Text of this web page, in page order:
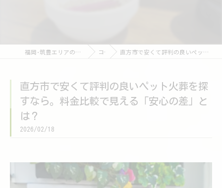
福岡･筑豊エリアのペット火葬ならペット訪問火葬ポピー コラム 直方市で安くて評判の良いペット火葬を探すなら。料金比較で見える「安心の差」とは？
直方市で安くて評判の良いペット火葬を探
すなら。料金比較で見える「安心の差」と
は？
2026/02/18